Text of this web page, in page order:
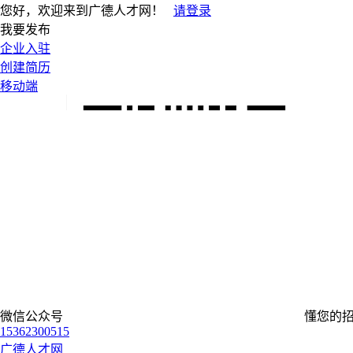
您好，欢迎来到广德人才网！
请登录
我要发布
企业入驻
创建简历
移动端
微信公众号
懂您的
15362300515
广德人才网